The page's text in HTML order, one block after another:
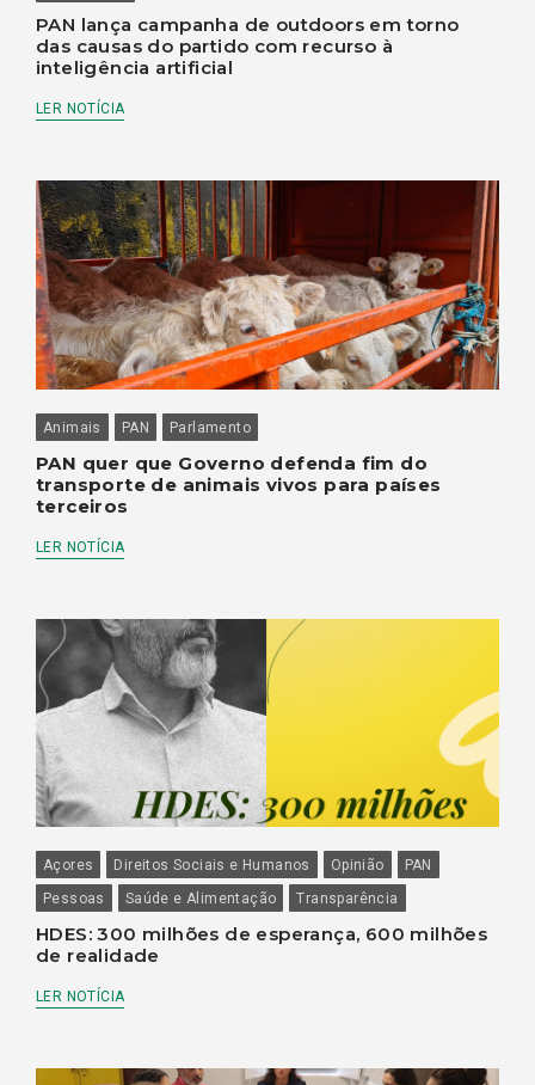
PAN lança campanha de outdoors em torno
das causas do partido com recurso à
inteligência artificial
LER NOTÍCIA
Animais PAN Parlamento
PAN quer que Governo defenda fim do
transporte de animais vivos para países
terceiros
LER NOTÍCIA
Açores Direitos Sociais e Humanos Opinião
PAN
Pessoas
Saúde e Alimentação Transparência
HDES: 300 milhões de esperança, 600 milhões
de realidade
LER NOTÍCIA